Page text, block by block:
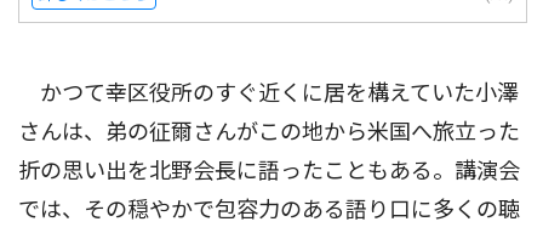
かつて幸区役所のすぐ近くに居を構えていた小澤
さんは、弟の征爾さんがこの地から米国へ旅立った
折の思い出を北野会長に語ったこともある。講演会
では、その穏やかで包容力のある語り口に多くの聴